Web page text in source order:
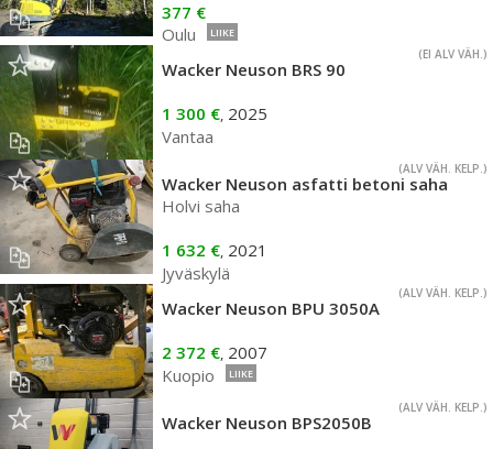
377 €
Oulu
LIIKE
(EI ALV VÄH.)
Wacker Neuson BRS 90
1 300 €, 2025
Vantaa
(ALV VÄH. KELP.)
Wacker Neuson asfatti betoni saha
Holvi saha
1 632 €, 2021
Jyväskylä
(ALV VÄH. KELP.)
Wacker Neuson BPU 3050A
2 372 €, 2007
Kuopio
LIIKE
(ALV VÄH. KELP.)
Wacker Neuson BPS2050B